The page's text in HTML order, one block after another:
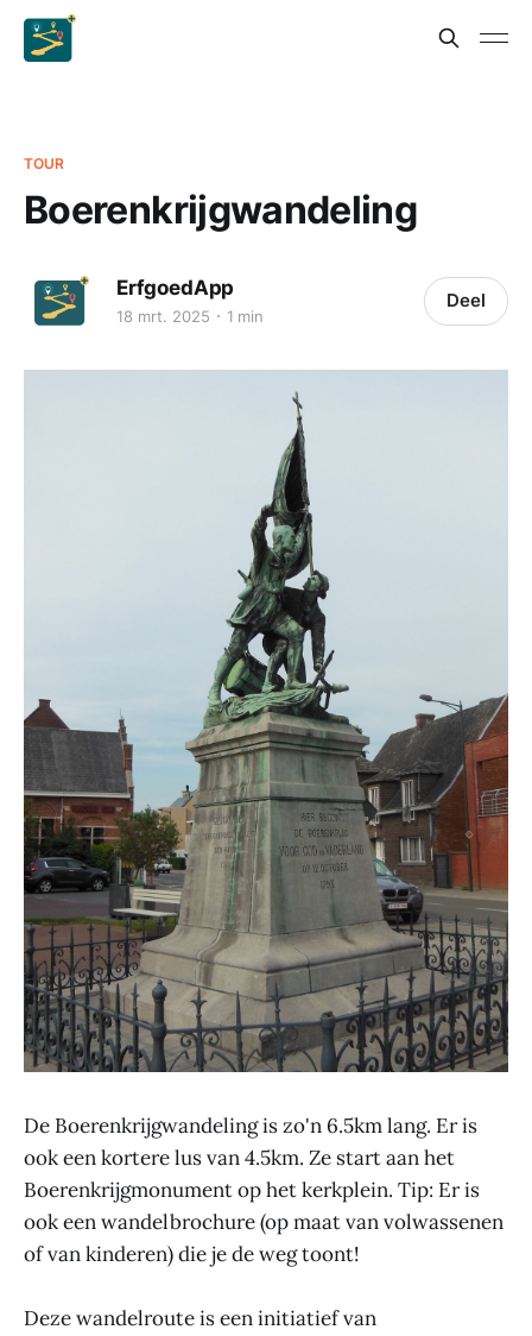
TOUR
Boerenkrijgwandeling
ErfgoedApp
18 mrt. 2025 1 min
Deel
De Boerenkrijgwandeling is zo'n 6.5km lang. Er is
ook een kortere lus van 4.5km. Ze start aan het
Boerenkrijgmonument op het kerkplein. Tip: Er is
ook een wandelbrochure (op maat van volwassenen
of van kinderen) die je de weg toont!
Deze wandelroute is een initiatief van